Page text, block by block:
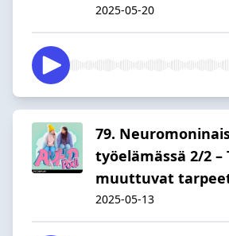
2025-05-20
79.
työelämässä 2/2 –
muuttuvat
2025-05-13